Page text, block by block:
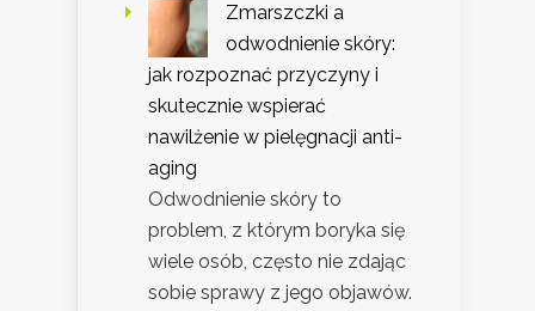
Zmarszczki a
odwodnienie skóry:
jak rozpoznać przyczyny i
skutecznie wspierać
nawilżenie w pielęgnacji anti-
aging
Odwodnienie skóry to
problem, z którym boryka się
wiele osób, często nie zdając
sobie sprawy z jego objawów.